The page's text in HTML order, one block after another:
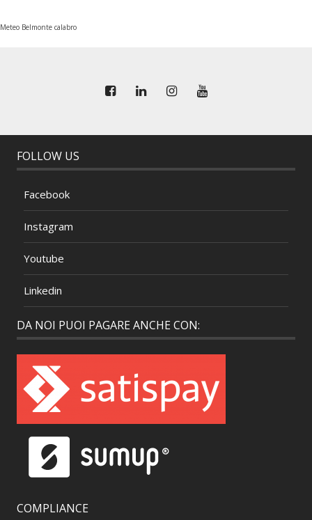
Meteo Belmonte calabro
FOLLOW US
Facebook
Instagram
Youtube
Linkedin
DA NOI PUOI PAGARE ANCHE CON:
COMPLIANCE